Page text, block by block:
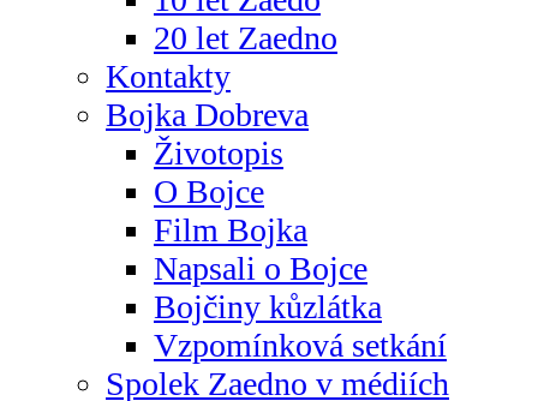
20 let Zaedno
Kontakty
Bojka Dobreva
Životopis
O Bojce
Film Bojka
Napsali o Bojce
Bojčiny kůzlátka
Vzpomínková setkání
Spolek Zaedno v médiích